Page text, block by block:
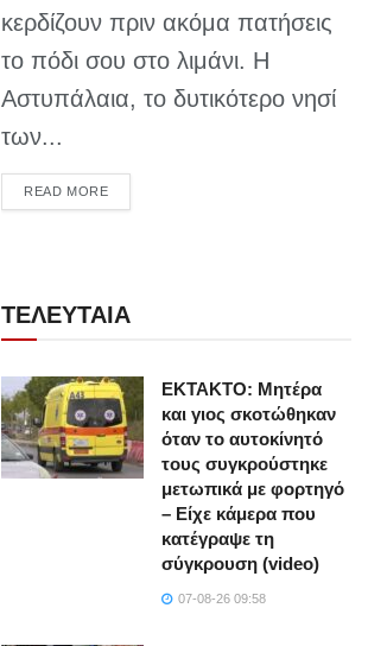
κερδίζουν πριν ακόμα πατήσεις
το πόδι σου στο λιμάνι. Η
Αστυπάλαια, το δυτικότερο νησί
των...
READ MOREDETAILS
ΤΕΛΕΥΤΑΙΑ
ΕΚΤΑΚΤΟ: Μητέρα
και γιος σκοτώθηκαν
όταν το αυτοκίνητό
τους συγκρούστηκε
μετωπικά με φορτηγό
– Είχε κάμερα που
κατέγραψε τη
σύγκρουση (video)
07-08-26 09:58